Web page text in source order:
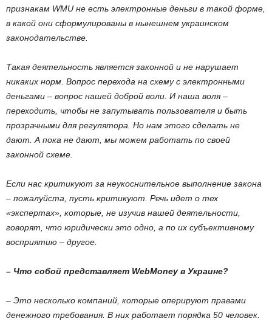
признакам WMU не есть электронные деньги в такой форме,
в какой они сформулированы в нынешнем украинском
законодательстве.
Такая деятельность является законной и не нарушает
никаких норм. Вопрос перехода на схему с электронными
деньгами – вопрос нашей доброй воли. И наша воля –
переходить, чтобы не запутывать пользователя и быть
прозрачными для регулятора. Но нам этого сделать не
дают. А пока не дают, мы можем работать по своей
законной схеме.
Если нас критикуют за неукоснительное выполнение закона
– пожалуйста, пусть критикуют. Речь идет о тех
«экспертах», которые, не изучив нашей деятельности,
говорят, что юридически это одно, а по их субъективному
восприятию – другое.
– Что собой представляет WebMoney в Украине?
– Это несколько компаний, которые оперируют правами
денежного требования. В них работает порядка 50 человек.